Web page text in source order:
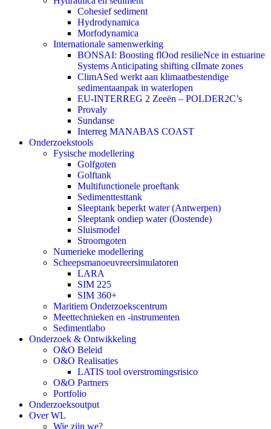
Cohesief sediment
Hydrodynamica
Morfodynamica
Internationale samenwerking
BONSAI: Boosting flOod resilieNce in estuarine
Systems Anticipating shifting clImate zones
ClimASed werkt aan klimaatbestendige
sedimentaanpak in waterlopen
EU-INTERREG 2 Zeeën – POLDER2C’s
Provaly
Sundanse
Interreg MANABAS COAST
Onderzoekstools
Fysische modellering
Golfgoten
Golftank
Multifunctionele proeftank
Sedimenttesttank
Sleeptank beperkt water (Antwerpen)
Sleeptank ondiep water (Oostende)
Sluismodel
Stroomgoten
Numerieke modellering
Scheepsmanoeuvreersimulatoren
LARA
SIM 225
SIM 360+
Maritiem Onderzoekscentrum
Meettechnieken en -instrumenten
Sedimentlabo
Onderzoek & Ontwikkeling
O&O Beleid
O&O Realisaties
LATIS tool overstromingsrisico
O&O Partners
Portfolio
Onderzoeksoutput
Over WL
Wie zijn we?